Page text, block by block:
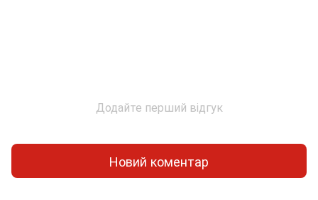
Додайте перший відгук
Новий коментар